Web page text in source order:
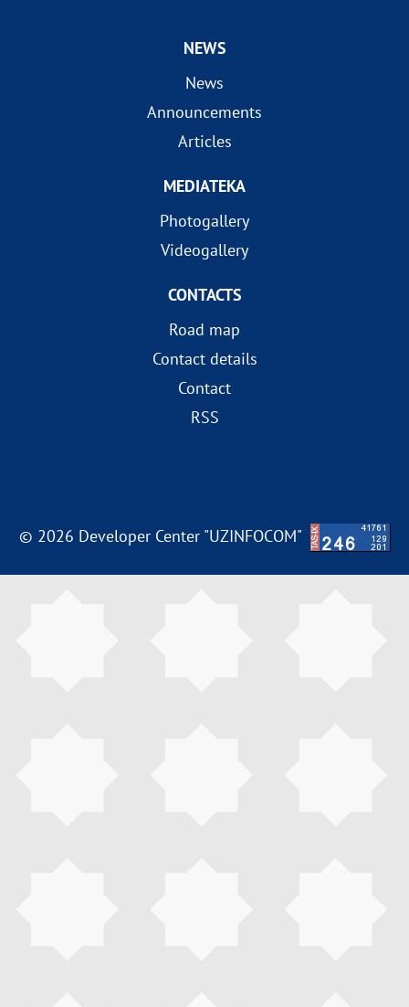
NEWS
News
Announcements
Articles
MEDIATEKA
Photogallery
Videogallery
CONTACTS
Road map
Contact details
Contact
RSS
© 2026 Developer Center "UZINFOCOM"